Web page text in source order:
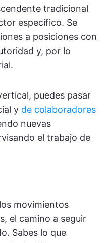
tradicional
específico. Se
a posiciones con
y, por lo
puedes pasar
y de colaboradores
nuevas
el trabajo de
movimientos
el camino a seguir
Sabes lo que